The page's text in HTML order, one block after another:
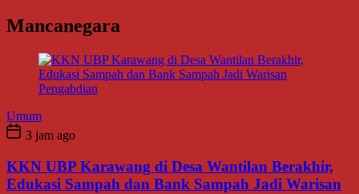
Mancanegara
Umum
3 jam ago
KKN UBP Karawang di Desa Wantilan Berakhir,
Edukasi Sampah dan Bank Sampah Jadi Warisan